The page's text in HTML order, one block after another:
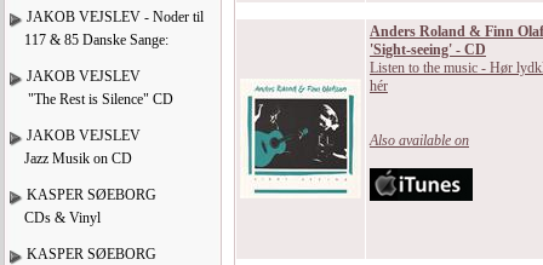
JAKOB VEJSLEV - Noder til
117 & 85 Danske Sange:
JAKOB VEJSLEV
"The Rest is Silence" CD
JAKOB VEJSLEV
Jazz Musik on CD
KASPER SØEBORG
CDs & Vinyl
KASPER SØEBORG
Anders Roland & Finn
'Sight-seeing' - CD
Listen to the music - Hør
hér
Also available on